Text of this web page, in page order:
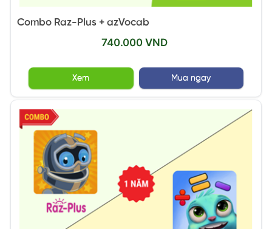
Combo Raz-Plus + azVocab
740.000 VND
Xem Mua ngay